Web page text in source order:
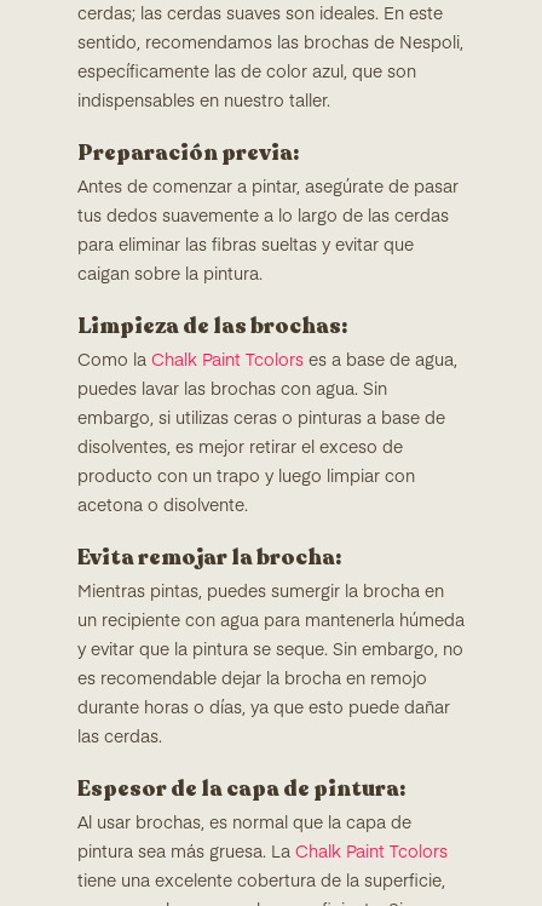
cerdas; las cerdas suaves son ideales. En este
sentido, recomendamos las brochas de Nespoli,
específicamente las de color azul, que son
indispensables en nuestro taller.
Preparación previa:
Antes de comenzar a pintar, asegúrate de pasar
tus dedos suavemente a lo largo de las cerdas
para eliminar las fibras sueltas y evitar que
caigan sobre la pintura.
Limpieza de las brochas:
Como la Chalk Paint Tcolors es a base de agua,
puedes lavar las brochas con agua. Sin
embargo, si utilizas ceras o pinturas a base de
disolventes, es mejor retirar el exceso de
producto con un trapo y luego limpiar con
acetona o disolvente.
Evita remojar la brocha:
Mientras pintas, puedes sumergir la brocha en
un recipiente con agua para mantenerla húmeda
y evitar que la pintura se seque. Sin embargo, no
es recomendable dejar la brocha en remojo
durante horas o días, ya que esto puede dañar
las cerdas.
Espesor de la capa de pintura:
Al usar brochas, es normal que la capa de
pintura sea más gruesa. La Chalk Paint Tcolors
tiene una excelente cobertura de la superficie,